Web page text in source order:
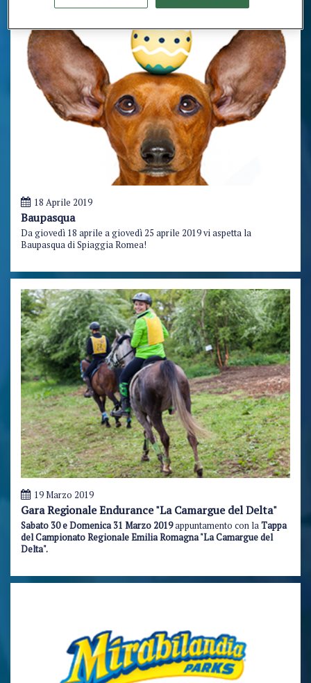
18 Aprile 2019
Baupasqua
Da giovedì 18 aprile a giovedì 25 aprile 2019 vi aspetta la
Baupasqua di Spiaggia Romea!
19 Marzo 2019
Gara Regionale Endurance "La Camargue del Delta"
Sabato 30 e Domenica 31 Marzo 2019appuntamento con laTappa
del Campionato Regionale Emilia Romagna "La Camargue del
Delta".